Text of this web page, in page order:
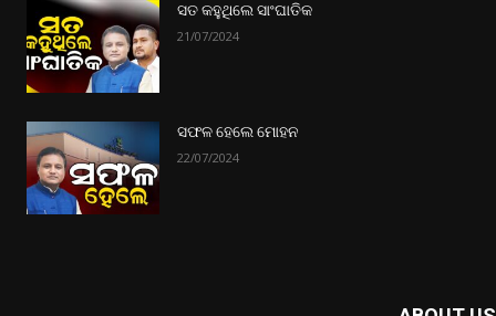
ସତ କହୁଥିଲେ ସାଂଘାତିକ
21/07/2024
ସଫଳ ହେଲେ ମୋହନ
22/07/2024